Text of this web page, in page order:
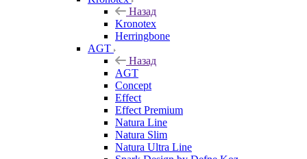
Назад
Kronotex
Herringbone
AGT
Назад
AGT
Concept
Effect
Effect Premium
Natura Line
Natura Slim
Natura Ultra Line